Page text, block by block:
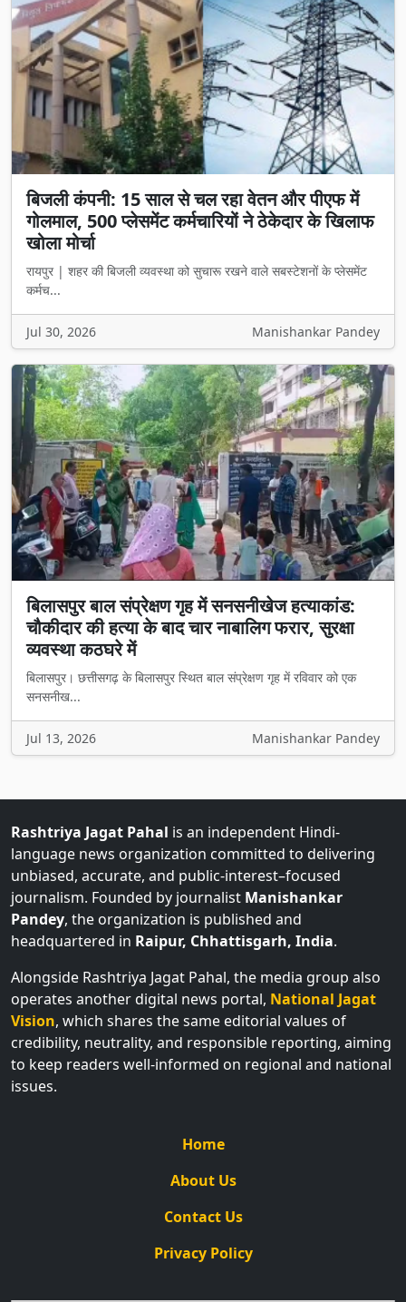
बिजली कंपनी: 15 साल से चल रहा वेतन और पीएफ में
गोलमाल, 500 प्लेसमेंट कर्मचारियों ने ठेकेदार के खिलाफ
खोला मोर्चा
रायपुर | शहर की बिजली व्यवस्था को सुचारू रखने वाले सबस्टेशनों के प्लेसमेंट
कर्मच...
Jul 30, 2026 Manishankar Pandey
बिलासपुर बाल संप्रेक्षण गृह में सनसनीखेज हत्याकांड:
चौकीदार की हत्या के बाद चार नाबालिग फरार, सुरक्षा
व्यवस्था कठघरे में
बिलासपुर। छत्तीसगढ़ के बिलासपुर स्थित बाल संप्रेक्षण गृह में रविवार को एक
सनसनीख...
Jul 13, 2026 Manishankar Pandey
Rashtriya Jagat Pahal is an independent Hindi-
language news organization committed to delivering
unbiased, accurate, and public-interest–focused
journalism. Founded by journalist Manishankar
Pandey, the organization is published and
headquartered in Raipur, Chhattisgarh, India.
Alongside Rashtriya Jagat Pahal, the media group also
operates another digital news portal, National Jagat
Vision, which shares the same editorial values of
credibility, neutrality, and responsible reporting, aiming
to keep readers well-informed on regional and national
issues.
Home
About Us
Contact Us
Privacy Policy